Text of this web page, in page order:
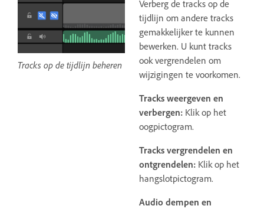
Verberg de tracks op de
tijdlijn om andere tracks
gemakkelijker te kunnen
bewerken. U kunt tracks
ook vergrendelen om
wijzigingen te voorkomen.
Tracks weergeven en
verbergen: Klik op het
oogpictogram.
Tracks vergrendelen en
ontgrendelen: Klik op het
hangslotpictogram.
Audio dempen en
Tracks op de tijdlijn beheren